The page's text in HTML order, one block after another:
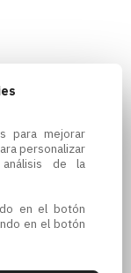
para mejorar
personalizar
de la
en el botón
en el botón